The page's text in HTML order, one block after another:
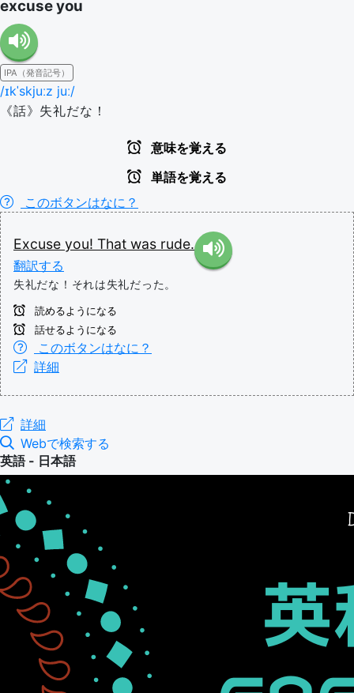
excuse you
IPA（発音記号）
/ɪkˈskjuːz juː/
《話》失礼だな！
意味を覚える
単語を覚える
このボタンはなに？
Excuse you! That was rude.
翻訳する
失礼だな！それは失礼だった。
読めるようになる
話せるようになる
このボタンはなに？
詳細
詳細
Webで検索する
英語 - 日本語